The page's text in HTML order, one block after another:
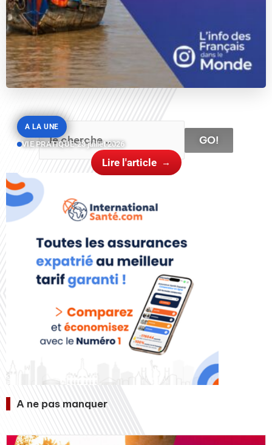
A LA UNE
VIE PRATIQUE•23 juillet 2026
Lire l'article
GO!
A ne pas manquer